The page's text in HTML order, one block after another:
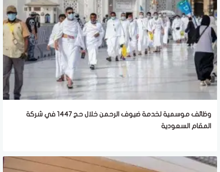
وظائف موسمية لخدمة ضيوف الرحمن خلال حج 1447 في شركة
المقام السعودية